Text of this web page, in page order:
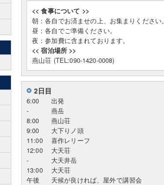
<< 食事について >>
朝：各自でお済ませの上、お集まりください。
昼：各自でご準備ください。
夜：参加費に含まれております。
<< 宿泊場所 >>
燕山荘 (TEL:090-1420-0008)
2日目
6:00
出発
-
燕岳
8:00
燕山荘
9:00
大下りノ頭
11:00
喜作レリーフ
12:00
大天荘
-
大天井岳
13:00
大天荘
午後
天候が良ければ、屋外で講習会